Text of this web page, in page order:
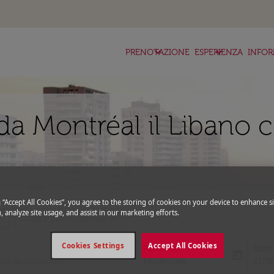
PRENOTAZIONE
keyboard_arrow_down ESPERIENZA
keyboard_arrow_down
Montréal il Libano
Codice promozionale expand_more
Partenza
fc-booking-departure-date-aria-
14/08/2026
fc-
“Accept All Cookies”, you agree to the storing of cookies on your device to enhance
analyze site usage, and assist in our marketing efforts.
Accept All Cookies
Cookies Settings